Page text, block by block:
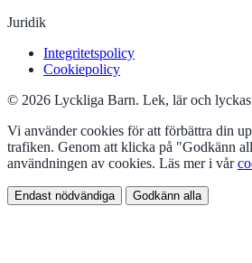
Juridik
Integritetspolicy
Cookiepolicy
© 2026 Lyckliga Barn. Lek, lär och lyckas
Vi använder cookies för att förbättra din
trafiken. Genom att klicka på "Godkänn
användningen av cookies. Läs mer i vår
Endast nödvändiga Godkänn alla